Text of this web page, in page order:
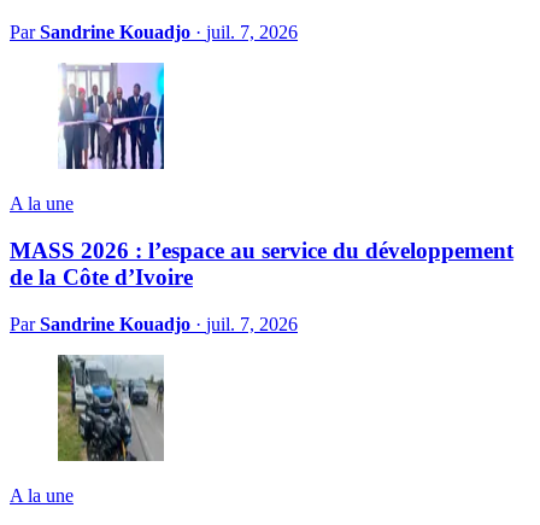
ParSandrine Kouadjo · juil. 7, 2026
A la une
MASS 2026 : l’espace au service du développement
de la Côte d’Ivoire
ParSandrine Kouadjo · juil. 7, 2026
A la une